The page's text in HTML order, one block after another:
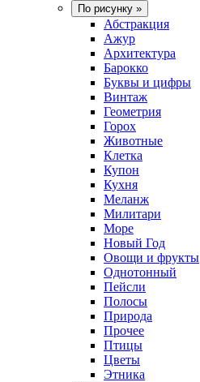
По рисунку »
Абстракция
Ажур
Архитектура
Барокко
Буквы и цифры
Винтаж
Геометрия
Горох
Животные
Клетка
Купон
Кухня
Меланж
Милитари
Море
Новый Год
Овощи и фрукты
Однотонный
Пейсли
Полосы
Природа
Прочее
Птицы
Цветы
Этника